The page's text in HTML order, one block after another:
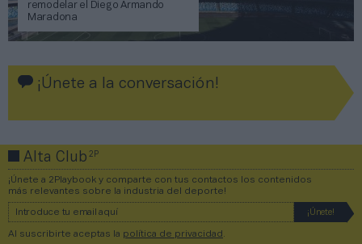
remodelar el Diego Armando
Maradona
¡Únete a la conversación!
Alta Club2P
¡Únete a 2Playbook y comparte con tus contactos los contenidos
más relevantes sobre la industria del deporte!
Al suscribirte aceptas la política de privacidad .